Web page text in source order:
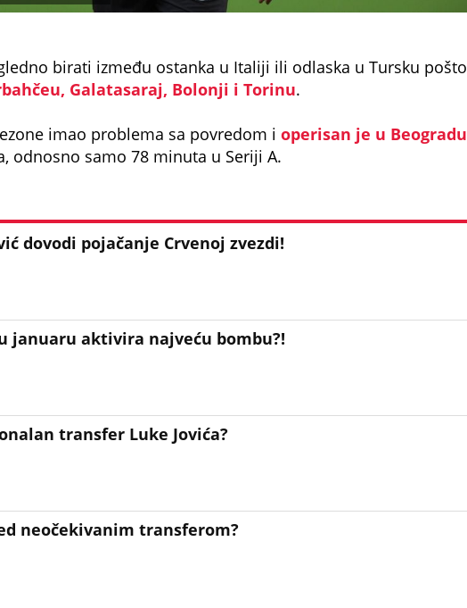
birati između ostanka u Italiji ili odlaska u Tursku pošto
Galatasaraj, Bolonji i Torinu.
imao problema sa povredom i operisan je u Beogradu
odnosno samo 78 minuta u Seriji A.
dovodi pojačanje Crvenoj zvezdi!
januaru aktivira najveću bombu?!
transfer Luke Jovića?
neočekivanim transferom?